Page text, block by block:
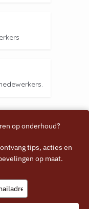
op onderhoud?
tips, acties en
op maat.
your
email